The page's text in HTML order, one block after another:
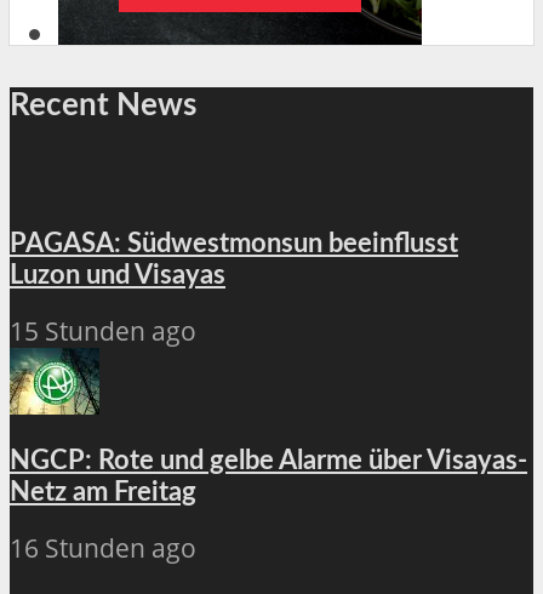
Recent News
PAGASA: Südwestmonsun beeinflusst
Luzon und Visayas
15 Stunden ago
NGCP: Rote und gelbe Alarme über Visayas-
Netz am Freitag
16 Stunden ago